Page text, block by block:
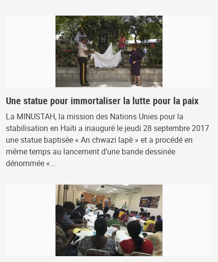
Une statue pour immortaliser la lutte pour la paix
La MINUSTAH, la mission des Nations Unies pour la
stabilisation en Haïti a inauguré le jeudi 28 septembre 2017
une statue baptisée « An chwazi lapè » et a procédé en
même temps au lancement d’une bande dessinée
dénommée «…